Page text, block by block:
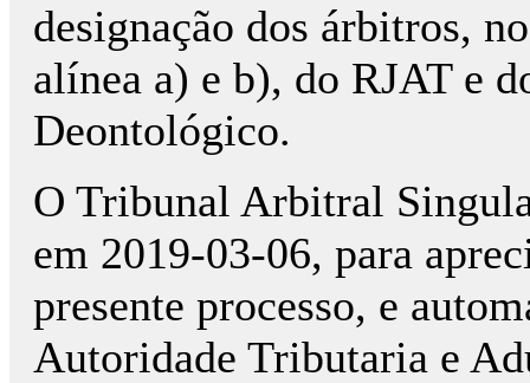
designação dos árbitros,
alínea a) e b), do RJAT e
Deontológico.
O Tribunal Arbitral
em 2019-03-06, para
presente processo, e
Autoridade Tributaria e